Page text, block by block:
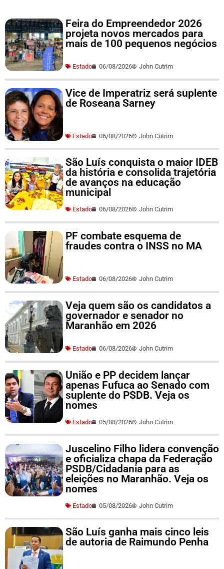
Feira do Empreendedor 2026
projeta novos mercados para
mais de 100 pequenos negócios
Estado 06/08/2026 John Cutrim
Vice de Imperatriz será suplente
de Roseana Sarney
Estado 06/08/2026 John Cutrim
São Luís conquista o maior IDEB
da história e consolida trajetória
de avanços na educação
municipal
Estado 06/08/2026 John Cutrim
PF combate esquema de
fraudes contra o INSS no MA
Estado 06/08/2026 John Cutrim
Veja quem são os candidatos a
governador e senador no
Maranhão em 2026
Estado 06/08/2026 John Cutrim
União e PP decidem lançar
apenas Fufuca ao Senado com
suplente do PSDB. Veja os
nomes
Estado 05/08/2026 John Cutrim
Juscelino Filho lidera convenção
e oficializa chapa da Federação
PSDB/Cidadania para as
eleições no Maranhão. Veja os
nomes
Estado 05/08/2026 John Cutrim
São Luís ganha mais cinco leis
de autoria de Raimundo Penha